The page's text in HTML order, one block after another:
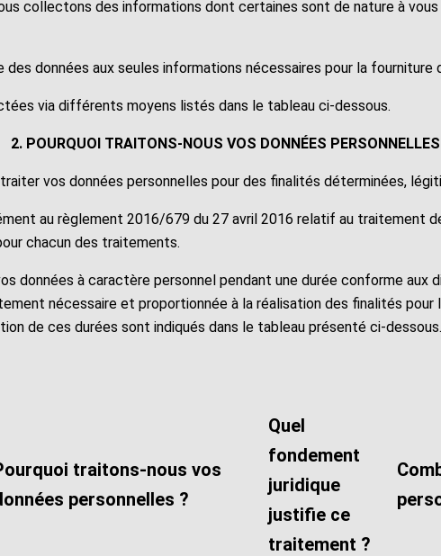
collectons des informations dont certaines sont de nature à
données aux seules informations nécessaires pour la fourniture
via différents moyens listés dans le tableau ci-dessous.
2. POURQUOI TRAITONS-NOUS VOS DONNÉES
traiter vos données personnelles pour des finalités déterminées,
au règlement 2016/679 du 27 avril 2016 relatif au traitement
chacun des traitements.
données à caractère personnel pendant une durée conforme
nécessaire et proportionnée à la réalisation des finalités
de ces durées sont indiqués dans le tableau présenté ci-dessous.
traitons-nous vos
personnelles ?
Quel
fondement
juridique
justifie ce
traitement ?